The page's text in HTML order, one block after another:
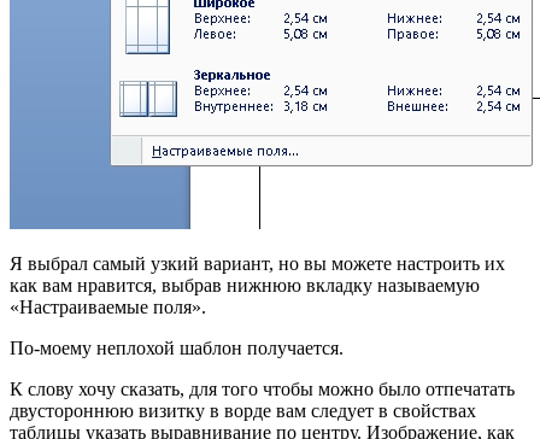
Я выбрал самый узкий вариант, но вы можете настроить их
как вам нравится, выбрав нижнюю вкладку называемую
«Настраиваемые поля».
По-моему неплохой шаблон получается.
К слову хочу сказать, для того чтобы можно было отпечатать
двустороннюю визитку в ворде вам следует в свойствах
таблицы указать выравнивание по центру. Изображение, как